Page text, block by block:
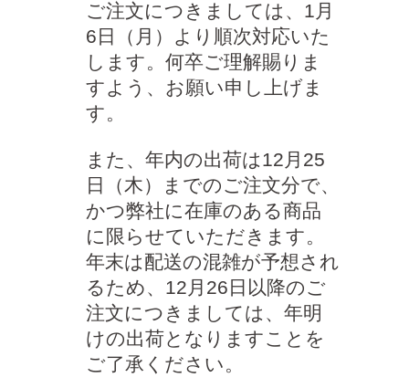
ご注文につきましては、1月
6日（月）より順次対応いた
します。何卒ご理解賜りま
すよう、お願い申し上げま
す。
また、年内の出荷は12月25
日（木）までのご注文分で、
かつ弊社に在庫のある商品
に限らせていただきます。
年末は配送の混雑が予想され
るため、12月26日以降のご
注文につきましては、年明
けの出荷となりますことを
ご了承ください。